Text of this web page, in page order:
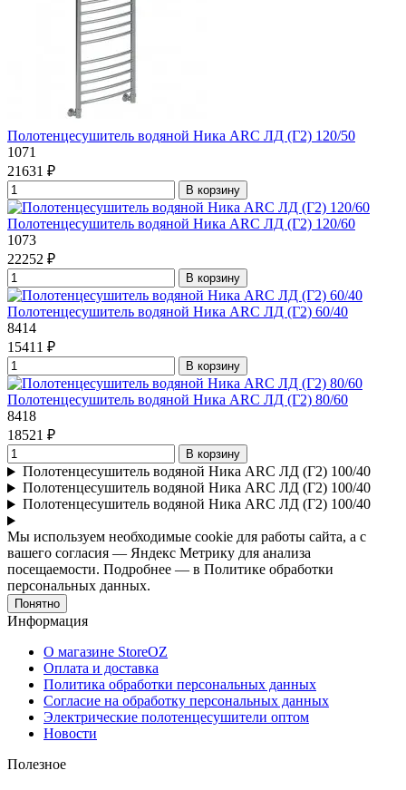
Полотенцесушитель водяной Ника ARC ЛД (Г2) 120/50
1071
21631 ₽
В корзину
Полотенцесушитель водяной Ника ARC ЛД (Г2) 120/60
1073
22252 ₽
В корзину
Полотенцесушитель водяной Ника ARC ЛД (Г2) 60/40
8414
15411 ₽
В корзину
Полотенцесушитель водяной Ника ARC ЛД (Г2) 80/60
8418
18521 ₽
В корзину
Полотенцесушитель водяной Ника ARC ЛД (Г2) 100/40
Полотенцесушитель водяной Ника ARC ЛД (Г2) 100/40
Полотенцесушитель водяной Ника ARC ЛД (Г2) 100/40
Мы используем необходимые cookie для работы сайта, а с
вашего согласия — Яндекс Метрику для анализа
посещаемости. Подробнее — в Политике обработки
персональных данных.
Понятно
Информация
О магазине StoreOZ
Оплата и доставка
Политика обработки персональных данных
Согласие на обработку персональных данных
Электрические полотенцесушители оптом
Новости
Полезное